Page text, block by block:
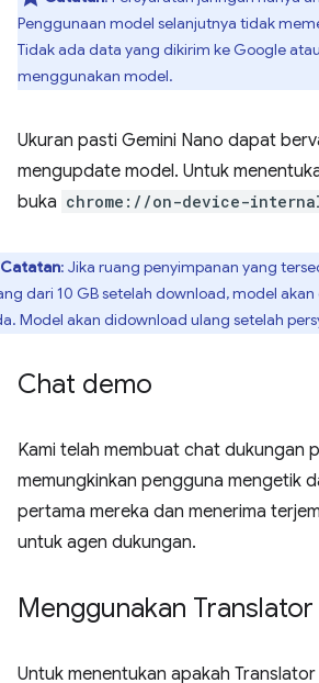
Penggunaan model selanjutnya tidak
Tidak ada data yang dikirim ke Google
menggunakan model.
Ukuran pasti Gemini Nano dapat
mengupdate model. Untuk
buka chrome://on-device-
Catatan: Jika ruang penyimpanan yang
dari 10 GB setelah download, model
Model akan didownload ulang setelah
Chat demo
Kami telah membuat chat dukungan
memungkinkan pengguna mengetik
pertama mereka dan menerima
untuk agen dukungan.
Menggunakan Translator
Untuk menentukan apakah